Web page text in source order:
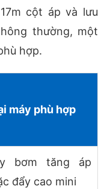
cột áp và lưu
thường, một
hợp.
máy phù hợp
bơm tăng áp
đẩy cao mini